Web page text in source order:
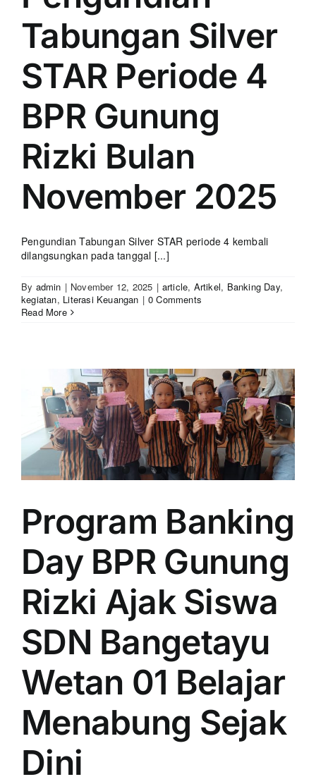
Tabungan Silver
STAR Periode 4
BPR Gunung
Rizki Bulan
November 2025
Pengundian Tabungan Silver STAR periode 4 kembali
dilangsungkan pada tanggal [...]
By admin | November 12, 2025 | article, Artikel, Banking Day,
kegiatan, Literasi Keuangan | 0 Comments
Read More
Program Banking
Day BPR Gunung
Rizki Ajak Siswa
SDN Bangetayu
Wetan 01 Belajar
Menabung Sejak
Dini